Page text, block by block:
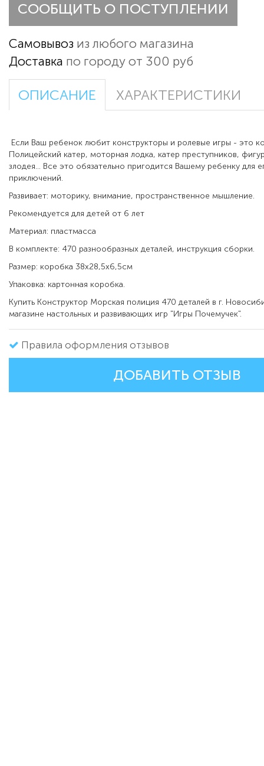
СООБЩИТЬ О ПОСТУПЛЕНИИ
Самовывоз из любого магазина
Доставка по городу от 300 руб
ОПИСАНИЕ ХАРАКТЕРИСТИКИ
Если Ваш ребенок любит конструкторы и ролевые игры - это
Полицейский катер, моторная лодка, катер преступников,
злодея... Все это обязательно пригодится Вашему ребенку для
приключений.
Развивает: моторику, внимание, пространственное мышление.
Рекомендуется для детей от 6 лет
Материал: пластмасса
В комплекте: 470 разнообразных деталей, инструкция сборки.
Размер: коробка 38х28,5х6,5см
Упаковка: картонная коробка.
Купить Конструктор Морская полиция 470 деталей в г.
магазине настольных и развивающих игр "Игры Почемучек".
Правила оформления отзывов
ДОБАВИТЬ ОТЗЫВ